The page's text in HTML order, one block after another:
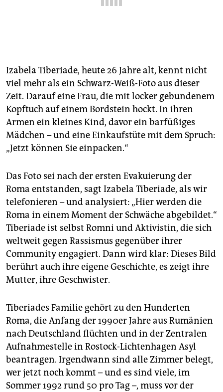
Izabela Tiberiade, heute 26 Jahre alt, kennt nicht
viel mehr als ein Schwarz-Weiß-Foto aus dieser
Zeit. Darauf eine Frau, die mit locker gebundenem
Kopftuch auf einem Bordstein hockt. In ihren
Armen ein kleines Kind, davor ein barfüßiges
Mädchen – und eine Einkaufstüte mit dem Spruch:
„Jetzt können Sie einpacken.“
Das Foto sei nach der ersten Evakuierung der
Roma entstanden, sagt Izabela Tiberiade, als wir
telefonieren – und analysiert: „Hier werden die
Roma in einem Moment der Schwäche abgebildet.“
Tiberiade ist selbst Romni und Aktivistin, die sich
weltweit gegen Rassismus gegenüber ihrer
Community engagiert. Dann wird klar: Dieses Bild
berührt auch ihre eigene Geschichte, es zeigt ihre
Mutter, ihre Geschwister.
Tiberiades Familie gehört zu den Hunderten
Roma, die Anfang der 1990er Jahre aus Rumänien
nach Deutschland flüchten und in der Zentralen
Aufnahmestelle in Rostock-Lichtenhagen Asyl
beantragen. Irgendwann sind alle Zimmer belegt,
wer jetzt noch kommt – und es sind viele, im
Sommer 1992 rund 50 pro Tag –, muss vor der